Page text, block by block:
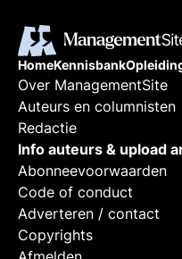
HomeKennisbank
Over ManagementSite
Auteurs en columnisten
Redactie
Info auteurs & upload
Abonneevoorwaarden
Code of conduct
Adverteren / contact
Copyrights